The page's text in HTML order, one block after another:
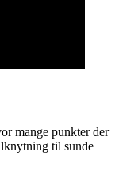
mange punkter der
til sunde